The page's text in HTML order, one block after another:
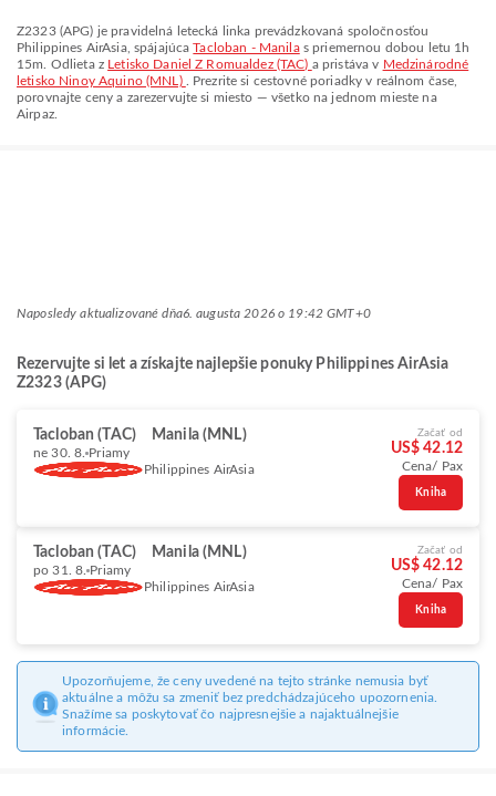
Z2323(APG) je pravidelná letecká linka prevádzkovaná spoločnosťou
Philippines AirAsia, spájajúcaTacloban - Manilas priemernou dobou letu 1h
15m
. Odlieta z Letisko Daniel Z Romualdez (TAC) a pristáva v Medzinárodné
letisko Ninoy Aquino (MNL)
. Prezrite si cestovné poriadky v reálnom čase,
porovnajte ceny a zarezervujte si miesto — všetko na jednom mieste na
Airpaz.
Naposledy aktualizované dňa6. augusta 2026 o 19:42 GMT+0
Rezervujte si let a získajte najlepšie ponuky Philippines AirAsia
Z2323 (APG)
Tacloban (TAC) Manila (MNL)
ne 30. 8. Priamy
Philippines AirAsia
Začať od
US$ 42.12
Cena/ Pax
Kniha
Tacloban (TAC) Manila (MNL)
po 31. 8. Priamy
Philippines AirAsia
Začať od
US$ 42.12
Cena/ Pax
Kniha
Upozorňujeme, že ceny uvedené na tejto stránke nemusia byť
aktuálne a môžu sa zmeniť bez predchádzajúceho upozornenia.
Snažíme sa poskytovať čo najpresnejšie a najaktuálnejšie
informácie.